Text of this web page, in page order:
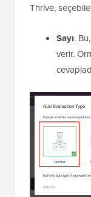
Thrive,
Sayı.
verir.